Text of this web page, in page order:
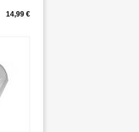
14,99 €